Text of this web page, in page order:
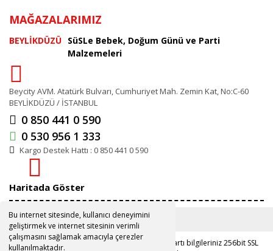
Bu internet sitesinde, kullanıcı deneyimini
geliştirmek ve internet sitesinin verimli
çalışmasını sağlamak amacıyla çerezler
kullanılmaktadır.
MAĞAZALARIMIZ
BEYLİKDÜZÜ SüSLe Bebek, Doğum Günü ve Parti
Malzemeleri
Beycity AVM. Atatürk Bulvarı, Cumhuriyet Mah. Zemin Kat, No:C-60
BEYLİKDÜZÜ / İSTANBUL
0 850 441 0 590
0 530 956 1 333
Kargo Destek Hattı : 0 850 441 0 590
Haritada Göster
Copyright 2019 ©www.susle.com.tr
Kredi kartı bilgileriniz 256bit SSL